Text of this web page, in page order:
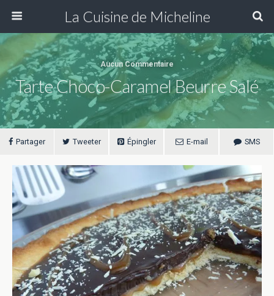
La Cuisine de Micheline
Aucun Commentaire
Tarte Choco-Caramel Beurre Salé
Partager Tweeter Épingler E-mail SMS